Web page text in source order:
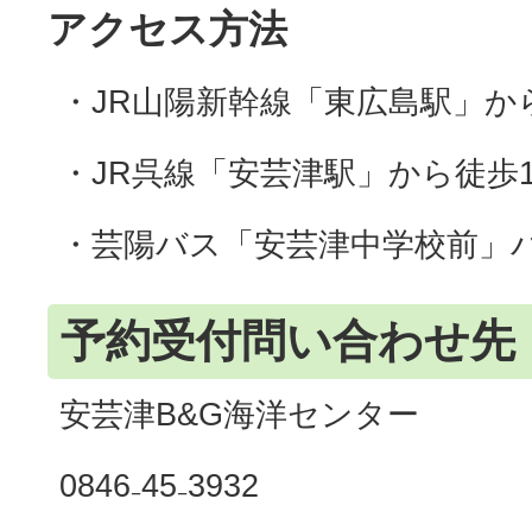
アクセス方法
・JR山陽新幹線「東広島駅」
・JR呉線「安芸津駅」から徒歩
・芸陽バス「安芸津中学校前」
予約受付問い合わせ先
安芸津B&G海洋センター
0846₋45₋3932